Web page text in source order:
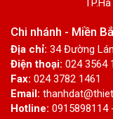
Chi nhánh - Miền
Địa chỉ: 34 Đường
Điện thoại: 024 3564
Fax: 024 3782 1461
Email:
Hotline: 0915898114